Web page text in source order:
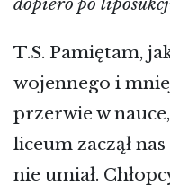
T.S. Pamiętam,
wojennego i
przerwie w
liceum zaczął
nie umiał.